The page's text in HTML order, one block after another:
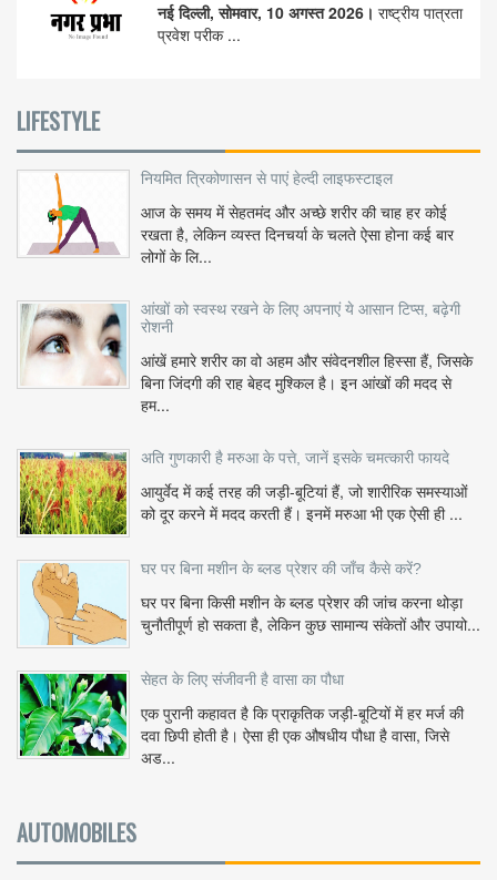
नई दिल्ली, सोमवार, 10 अगस्त 2026। राष्ट्रीय पात्रता
प्रवेश परीक ...
LIFESTYLE
नियमित त्रिकोणासन से पाएं हेल्दी लाइफस्टाइल
आज के समय में सेहतमंद और अच्छे शरीर की चाह हर कोई
रखता है, लेकिन व्यस्त दिनचर्या के चलते ऐसा होना कई बार
लोगों के लि...
आंखों को स्वस्थ रखने के लिए अपनाएं ये आसान टिप्स, बढ़ेगी
रोशनी
आंखें हमारे शरीर का वो अहम और संवेदनशील हिस्सा हैं, जिसके
बिना जिंदगी की राह बेहद मुश्किल है। इन आंखों की मदद से
हम...
अति गुणकारी है मरुआ के पत्ते, जानें इसके चमत्कारी फायदे
आयुर्वेद में कई तरह की जड़ी-बूटियां हैं, जो शारीरिक समस्याओं
को दूर करने में मदद करती हैं। इनमें मरुआ भी एक ऐसी ही ...
घर पर बिना मशीन के ब्लड प्रेशर की जाँच कैसे करें?
घर पर बिना किसी मशीन के ब्लड प्रेशर की जांच करना थोड़ा
चुनौतीपूर्ण हो सकता है, लेकिन कुछ सामान्य संकेतों और उपायो...
सेहत के लिए संजीवनी है वासा का पौधा
एक पुरानी कहावत है कि प्राकृतिक जड़ी-बूटियों में हर मर्ज की
दवा छिपी होती है। ऐसा ही एक औषधीय पौधा है वासा, जिसे
अड...
AUTOMOBILES